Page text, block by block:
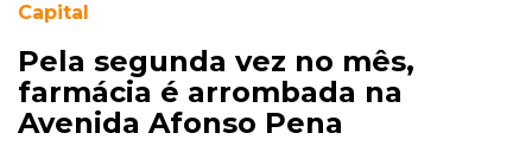
Capital
Pela segunda vez no mês,
farmácia é arrombada na
Avenida Afonso Pena